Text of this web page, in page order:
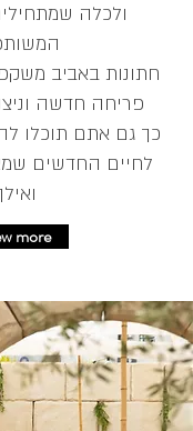
ולכלה
חתונות באביב
פריחה חדשה
כך גם אתם תוכלו
לחיים החדשים
more